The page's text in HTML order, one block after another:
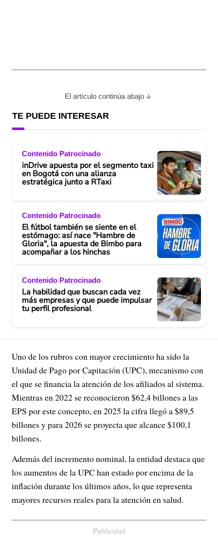
El artículo continúa abajo
TE PUEDE INTERESAR
Contenido Patrocinado
inDrive apuesta por el segmento taxi
en Bogotá con una alianza
estratégica junto a RTaxi
Contenido Patrocinado
El fútbol también se siente en el
estómago: así nace "Hambre de
Gloria", la apuesta de Bimbo para
acompañar a los hinchas
Contenido Patrocinado
La habilidad que buscan cada vez
más empresas y que puede impulsar
tu perfil profesional
Uno de los rubros con mayor crecimiento ha sido la
Unidad de Pago por Capitación (UPC), mecanismo con
el que se financia la atención de los afiliados al sistema.
Mientras en 2022 se reconocieron $62,4 billones a las
EPS por este concepto, en 2025 la cifra llegó a $89,5
billones y para 2026 se proyecta que alcance $100,1
billones.
Además del incremento nominal, la entidad destaca que
los aumentos de la UPC han estado por encima de la
inflación durante los últimos años, lo que representa
mayores recursos reales para la atención en salud.
Publicidad